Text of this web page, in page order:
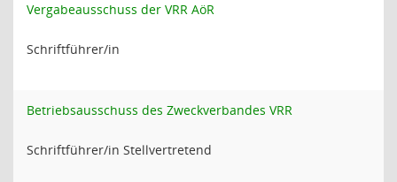
Vergabeausschuss der VRR AöR
Schriftführer/in
Betriebsausschuss des Zweckverbandes VRR
Schriftführer/in Stellvertretend